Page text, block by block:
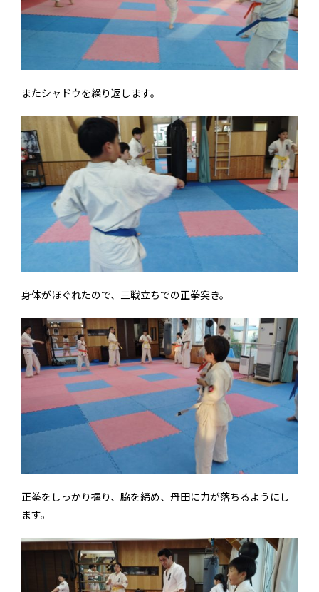
またシャドウを繰り返します。
身体がほぐれたので、三戦立ちでの正拳突き。
正拳をしっかり握り、脇を締め、丹田に力が落ちるようにし
ます。